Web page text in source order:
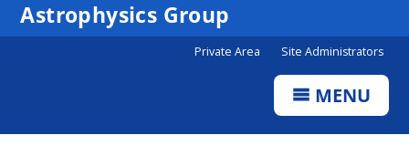
Astrophysics Group
Private Area Site Administrators
MENU